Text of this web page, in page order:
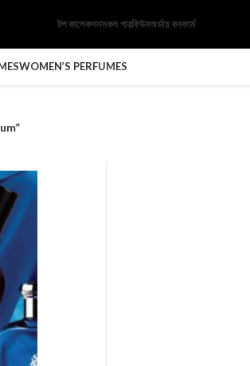
টপ কালেকশনসকল পারফিউমঅর্ডার কনফার্ম
WOMEN’S PERFUMES